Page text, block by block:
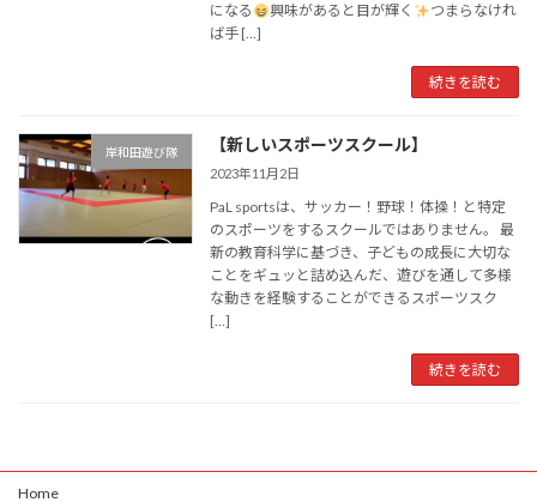
になる
興味があると目が輝く
つまらなけれ
ば手 […]
続きを読む
岸和田遊び隊 【新しいスポーツスクール】
2023年11月2日
PaL sportsは、サッカー！野球！体操！と特定
のスポーツをするスクールではありません。 最
新の教育科学に基づき、子どもの成長に大切な
ことをギュッと詰め込んだ、遊びを通して多様
な動きを経験することができるスポーツスク
[…]
続きを読む
Home